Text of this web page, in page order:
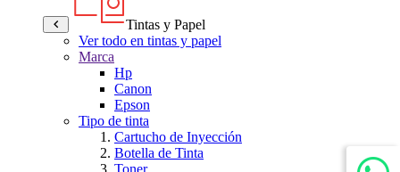
Tintas y Papel
Ver todo en tintas y papel
Marca
Hp
Canon
Epson
Tipo de tinta
Cartucho de Inyección
Botella de Tinta
Toner